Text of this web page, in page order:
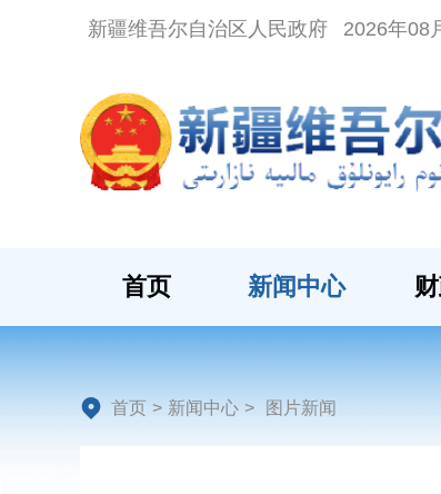
新疆维吾尔自治区人民政府 2026年08
首页 新闻中心
首页 > 新闻中心 > 图片新闻